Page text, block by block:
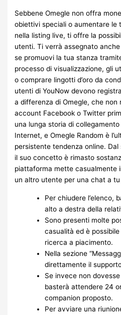
Sebbene Omegle non offra
obiettivi speciali o aumentare le
nella listing live, ti offre la
utenti. Ti verrà assegnato
se promuovi la tua stanza
processo di visualizzazione, gli
o comprare lingotti d’oro da
utenti di YouNow devono
a differenza di Omegle, che non
account Facebook o Twitter
una lunga storia di
Internet, e Omegle Random è
persistente tendenza online.
il suo concetto è rimasto
piattaforma mette casualmente
un altro utente per una chat a
Per chiudere l’elenco,
alto a destra della
Sono presenti molte
casualità ed è
ricerca a piacimento.
Nella sezione
direttamente il
Se invece non
basterà attendere 24
companion proposto.
Per avviare una